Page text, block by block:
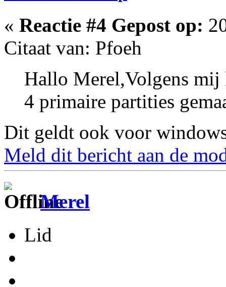
« Reactie #4 Gepost op:
Citaat van: Pfoeh
Hallo Merel,Volgens mij
4 primaire partities
Dit geldt ook voor
Meld dit bericht aan de
Merel
Lid